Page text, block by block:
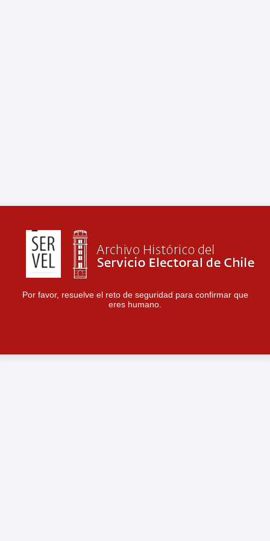
Por favor, resuelve el reto de seguridad para confirmar que
eres humano.